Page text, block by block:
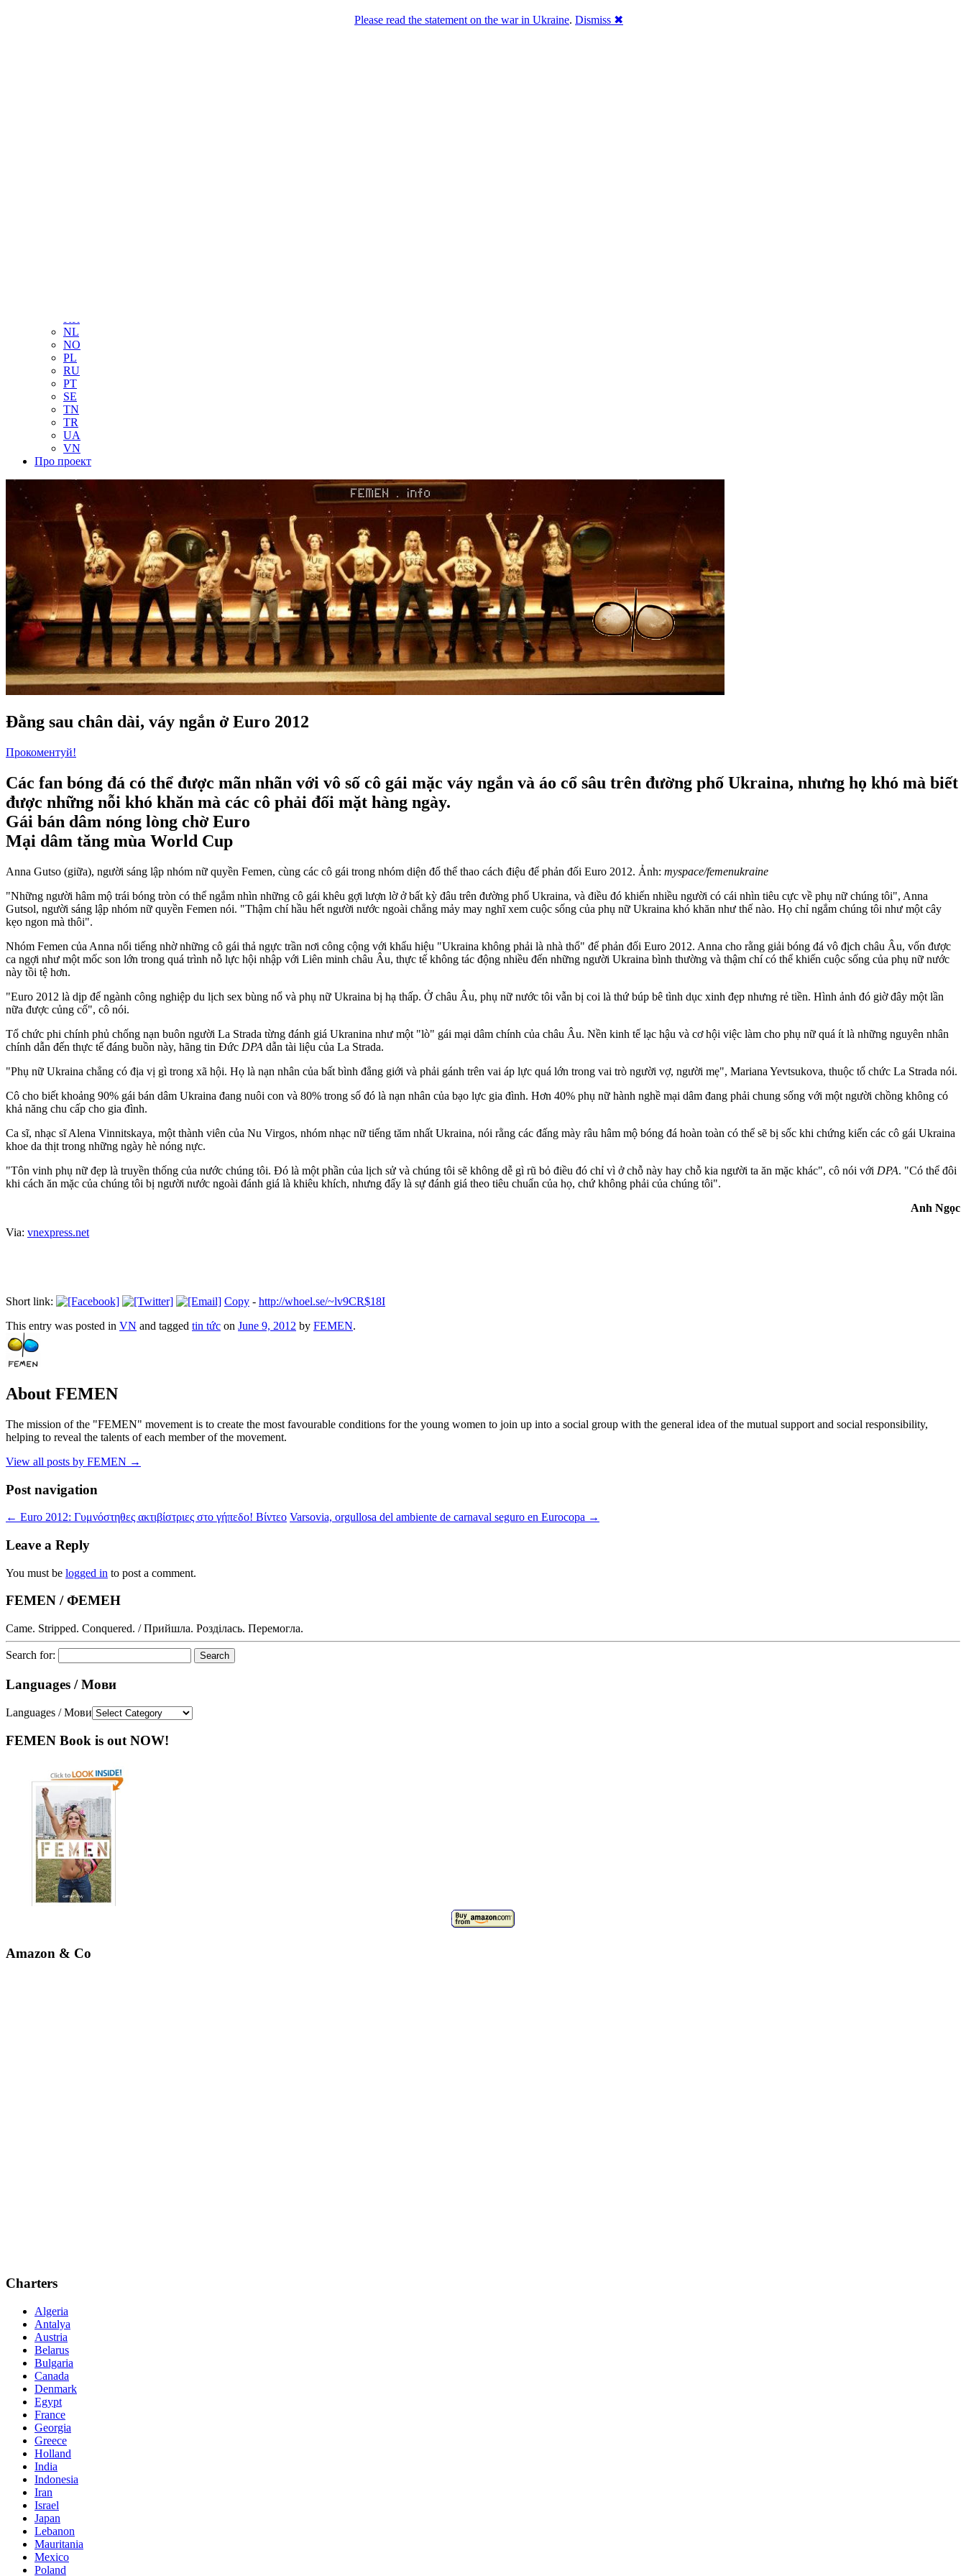
KR
NL
NO
PL
RU
PT
SE
TN
TR
UA
VN
Про проект
Đằng sau chân dài, váy ngắn ở Euro 2012
Прокоментуй!
Các fan bóng đá có thể được mãn nhãn với vô số cô gái mặc váy ngắn và áo cổ sâu trên đường phố Ukraina, nhưng họ khó mà biết
được những nỗi khó khăn mà các cô phải đối mặt hàng ngày.
Gái bán dâm nóng lòng chờ Euro
Mại dâm tăng mùa World Cup
Anna Gutso (giữa), người sáng lập nhóm nữ quyền Femen, cùng các cô gái trong nhóm diện đổ thể thao cách điệu để phản đối Euro 2012. Ảnh: myspace/femenukraine
"Những người hâm mộ trái bóng tròn có thể ngắm nhìn những cô gái khêu gợi lượn lờ ở bất kỳ đâu trên đường phố Ukraina, và điều đó khiến nhiều người có cái nhìn tiêu cực về phụ nữ chúng tôi", Anna
Gutsol, người sáng lập nhóm nữ quyền Femen nói. "Thậm chí hầu hết người nước ngoài chẳng mảy may nghĩ xem cuộc sống của phụ nữ Ukraina khó khăn như thế nào. Họ chỉ ngắm chúng tôi như một cây
kẹo ngon mà thôi".
Nhóm Femen của Anna nổi tiếng nhờ những cô gái thả ngực trần nơi công cộng với khẩu hiệu "Ukraina không phải là nhà thổ" để phản đối Euro 2012. Anna cho rằng giải bóng đá vô địch châu Âu, vốn được
ca ngợi như một mốc son lớn trong quá trình nỗ lực hội nhập với Liên minh châu Âu, thực tế không tác động nhiều đến những người Ukraina bình thường và thậm chí có thể khiến cuộc sống của phụ nữ nước
này tồi tệ hơn.
"Euro 2012 là dịp để ngành công nghiệp du lịch sex bùng nổ và phụ nữ Ukraina bị hạ thấp. Ở châu Âu, phụ nữ nước tôi vẫn bị coi là thứ búp bê tình dục xinh đẹp nhưng rẻ tiền. Hình ảnh đó giờ đây một lần
nữa được củng cố", cô nói.
Tổ chức phi chính phủ chống nạn buôn người La Strada từng đánh giá Ukranina như một "lò" gái mại dâm chính của châu Âu. Nền kinh tế lạc hậu và cơ hội việc làm cho phụ nữ quá ít là những nguyên nhân
chính dẫn đến thực tế đáng buồn này, hãng tin Đức DPA dẫn tài liệu của La Strada.
"Phụ nữ Ukraina chẳng có địa vị gì trong xã hội. Họ là nạn nhân của bất bình đẳng giới và phải gánh trên vai áp lực quá lớn trong vai trò người vợ, người mẹ", Mariana Yevtsukova, thuộc tổ chức La Strada nói.
Cô cho biết khoảng 90% gái bán dâm Ukraina đang nuôi con và 80% trong số đó là nạn nhân của bạo lực gia đình. Hơn 40% phụ nữ hành nghề mại dâm đang phải chung sống với một người chồng không có
khả năng chu cấp cho gia đình.
Ca sĩ, nhạc sĩ Alena Vinnitskaya, một thành viên của Nu Virgos, nhóm nhạc nữ tiếng tăm nhất Ukraina, nói rằng các đấng mày râu hâm mộ bóng đá hoàn toàn có thể sẽ bị sốc khi chứng kiến các cô gái Ukraina
khoe da thịt trong những ngày hè nóng nực.
"Tôn vinh phụ nữ đẹp là truyền thống của nước chúng tôi. Đó là một phần của lịch sử và chúng tôi sẽ không dễ gì rũ bỏ điều đó chỉ vì ở chỗ này hay chỗ kia người ta ăn mặc khác", cô nói với DPA. "Có thể đôi
khi cách ăn mặc của chúng tôi bị người nước ngoài đánh giá là khiêu khích, nhưng đấy là sự đánh giá theo tiêu chuẩn của họ, chứ không phải của chúng tôi".
Anh Ngọc
Via: vnexpress.net
Short link: Copy - http://whoel.se/~lv9CR$18I
This entry was posted in VN and tagged tin tức on June 9, 2012 by FEMEN.
About FEMEN
The mission of the "FEMEN" movement is to create the most favourable conditions for the young women to join up into a social group with the general idea of the mutual support and social responsibility,
helping to reveal the talents of each member of the movement.
View all posts by FEMEN →
Post navigation
← Euro 2012: Γυμνόστηθες ακτιβίστριες στο γήπεδο! Βίντεο Varsovia, orgullosa del ambiente de carnaval seguro en Eurocopa →
Leave a Reply
You must be logged in to post a comment.
FEMEN / ФЕМЕН
Came. Stripped. Conquered. / Прийшла. Розділась. Перемогла.
Search for:
Languages / Мови
Languages / Мови
FEMEN Book is out NOW!
Amazon & Co
Charters
Algeria
Antalya
Austria
Belarus
Bulgaria
Canada
Denmark
Egypt
France
Georgia
Greece
Holland
India
Indonesia
Iran
Israel
Japan
Lebanon
Mauritania
Mexico
Poland
Please read the statement on the war in Ukraine. Dismiss ✖